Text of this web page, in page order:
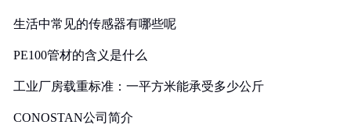
生活中常见的传感器有哪些呢
PE100管材的含义是什么
工业厂房载重标准：一平方米能承受多少公斤
CONOSTAN公司简介